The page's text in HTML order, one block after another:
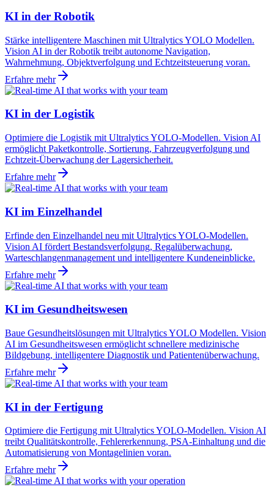
KI in der Robotik
Stärke intelligentere Maschinen mit Ultralytics YOLO Modellen.
Vision AI in der Robotik treibt autonome Navigation,
Wahrnehmung, Objektverfolgung und Echtzeitsteuerung voran.
Erfahre mehr
KI in der Logistik
Optimiere die Logistik mit Ultralytics YOLO-Modellen. Vision AI
ermöglicht Paketkontrolle, Sortierung, Fahrzeugverfolgung und
Echtzeit-Überwachung der Lagersicherheit.
Erfahre mehr
KI im Einzelhandel
Erfinde den Einzelhandel neu mit Ultralytics YOLO-Modellen.
Vision AI fördert Bestandsverfolgung, Regalüberwachung,
Warteschlangenmanagement und intelligentere Kundeneinblicke.
Erfahre mehr
KI im Gesundheitswesen
Baue Gesundheitslösungen mit Ultralytics YOLO Modellen. Vision
AI im Gesundheitswesen ermöglicht schnellere medizinische
Bildgebung, intelligentere Diagnostik und Patientenüberwachung.
Erfahre mehr
KI in der Fertigung
Optimiere die Fertigung mit Ultralytics YOLO-Modellen. Vision AI
treibt Qualitätskontrolle, Fehlererkennung, PSA-Einhaltung und die
Automatisierung von Montagelinien voran.
Erfahre mehr